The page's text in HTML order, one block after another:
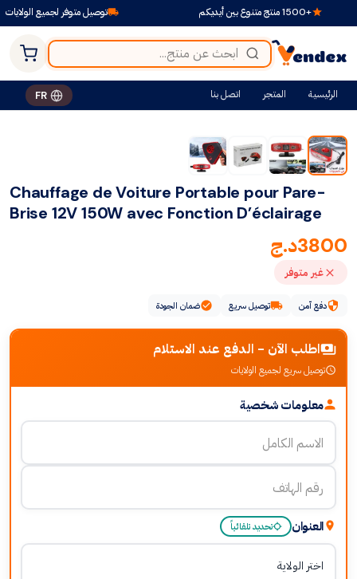
توصيل متوفر لجميع الولايات
الرئيسية المتجر اتصل بنا FR
Chauffage de Voiture Portable pour Pare-
Brise 12V 150W avec Fonction D’éclairage
3800د.ج
غير متوفر
دفع آمن توصيل سريع ضمان الجودة
اطلب الآن - الدفع عند الاستلام
توصيل سريع لجميع الولايات
معلومات شخصية
العنوان تحديد تلقائياً